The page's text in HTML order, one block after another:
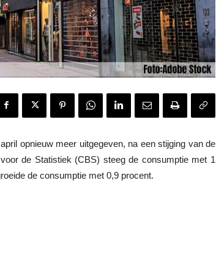
opnieuw meer uitgegeven, na een stijging van de
de Statistiek (CBS) steeg de consumptie met 1
de consumptie met 0,9 procent.